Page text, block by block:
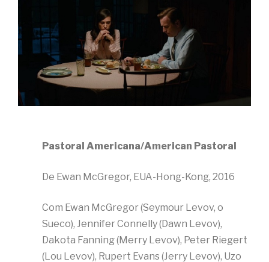
Pastoral Americana/American Pastoral
De Ewan McGregor, EUA-Hong-Kong, 2016
Com Ewan McGregor (Seymour Levov, o
Sueco), Jennifer Connelly (Dawn Levov),
Dakota Fanning (Merry Levov), Peter Riegert
(Lou Levov), Rupert Evans (Jerry Levov), Uzo